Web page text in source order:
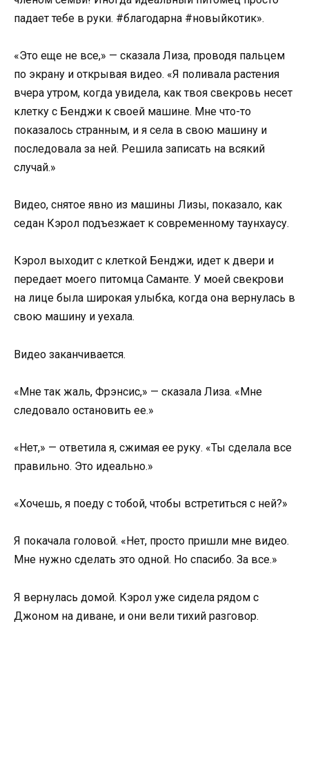
падает тебе в руки. #благодарна #новыйкотик».
«Это еще не все,» — сказала Лиза, проводя пальцем
по экрану и открывая видео. «Я поливала растения
вчера утром, когда увидела, как твоя свекровь несет
клетку с Бенджи к своей машине. Мне что-то
показалось странным, и я села в свою машину и
последовала за ней. Решила записать на всякий
случай.»
Видео, снятое явно из машины Лизы, показало, как
седан Кэрол подъезжает к современному таунхаусу.
Кэрол выходит с клеткой Бенджи, идет к двери и
передает моего питомца Саманте. У моей свекрови
на лице была широкая улыбка, когда она вернулась в
свою машину и уехала.
Видео заканчивается.
«Мне так жаль, Фрэнсис,» — сказала Лиза. «Мне
следовало остановить ее.»
«Нет,» — ответила я, сжимая ее руку. «Ты сделала все
правильно. Это идеально.»
«Хочешь, я поеду с тобой, чтобы встретиться с ней?»
Я покачала головой. «Нет, просто пришли мне видео.
Мне нужно сделать это одной. Но спасибо. За все.»
Я вернулась домой. Кэрол уже сидела рядом с
Джоном на диване, и они вели тихий разговор.